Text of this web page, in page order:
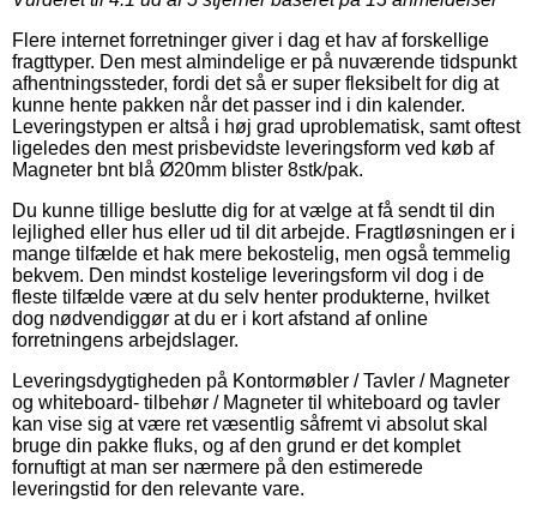
Flere internet forretninger giver i dag et hav af forskellige
fragttyper. Den mest almindelige er på nuværende tidspunkt
afhentningssteder, fordi det så er super fleksibelt for dig at
kunne hente pakken når det passer ind i din kalender.
Leveringstypen er altså i høj grad uproblematisk, samt oftest
ligeledes den mest prisbevidste leveringsform ved køb af
Magneter bnt blå Ø20mm blister 8stk/pak.
Du kunne tillige beslutte dig for at vælge at få sendt til din
lejlighed eller hus eller ud til dit arbejde. Fragtløsningen er i
mange tilfælde et hak mere bekostelig, men også temmelig
bekvem. Den mindst kostelige leveringsform vil dog i de
fleste tilfælde være at du selv henter produkterne, hvilket
dog nødvendiggør at du er i kort afstand af online
forretningens arbejdslager.
Leveringsdygtigheden på Kontormøbler / Tavler / Magneter
og whiteboard- tilbehør / Magneter til whiteboard og tavler
kan vise sig at være ret væsentlig såfremt vi absolut skal
bruge din pakke fluks, og af den grund er det komplet
fornuftigt at man ser nærmere på den estimerede
leveringstid for den relevante vare.